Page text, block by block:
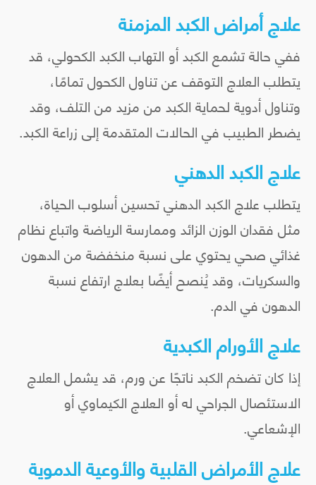
علاج أمراض الكبد المزمنة
ففي حالة تشمع الكبد أو التهاب الكبد الكحولي، قد
يتطلب العلاج التوقف عن تناول الكحول تمامًا،
وتناول أدوية لحماية الكبد من مزيد من التلف، وقد
يضطر الطبيب في الحالات المتقدمة إلى زراعة الكبد.
علاج الكبد الدهني
يتطلب علاج الكبد الدهني تحسين أسلوب الحياة،
مثل فقدان الوزن الزائد وممارسة الرياضة واتباع نظام
غذائي صحي يحتوي على نسبة منخفضة من الدهون
والسكريات، وقد يُنصح أيضًا بعلاج ارتفاع نسبة
الدهون في الدم.
علاج الأورام الكبدية
إذا كان تضخم الكبد ناتجًا عن ورم، قد يشمل العلاج
الاستئصال الجراحي له أو العلاج الكيماوي أو
الإشعاعي.
علاج الأمراض القلبية والأوعية الدموية